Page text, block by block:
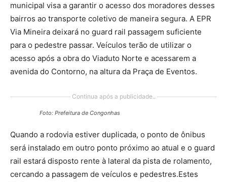
municipal visa a garantir o acesso dos moradores desses
bairros ao transporte coletivo de maneira segura. A EPR
Via Mineira deixará no guard rail passagem suficiente
para o pedestre passar. Veículos terão de utilizar o
acesso após a obra do Viaduto Norte e acessarem a
avenida do Contorno, na altura da Praça de Eventos.
Continua após a publicidade..
Foto: Prefeitura de Congonhas
Quando a rodovia estiver duplicada, o ponto de ônibus
será instalado em outro ponto próximo ao atual e o guard
rail estará disposto rente à lateral da pista de rolamento,
cercando a passagem de veículos e pedestres.Estes